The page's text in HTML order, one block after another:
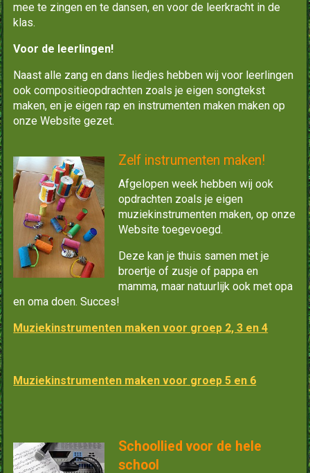
mee te zingen en te dansen, en voor de leerkracht in de
klas.
Voor de leerlingen!
Naast alle zang en dans liedjes hebben wij voor leerlingen
ook compositieopdrachten zoals je eigen songtekst
maken, en je eigen rap en instrumenten maken maken op
onze Website gezet.
Zelf instrumenten maken!
Afgelopen week hebben wij ook
opdrachten zoals je eigen
muziekinstrumenten maken, op onze
Website toegevoegd.
Deze kan je thuis samen met je
broertje of zusje of pappa en
mamma, maar natuurlijk ook met opa
en oma doen. Succes!
Muziekinstrumenten maken voor groep 2, 3 en 4
Muziekinstrumenten maken voor groep 5 en 6
Schoollied voor de hele
school